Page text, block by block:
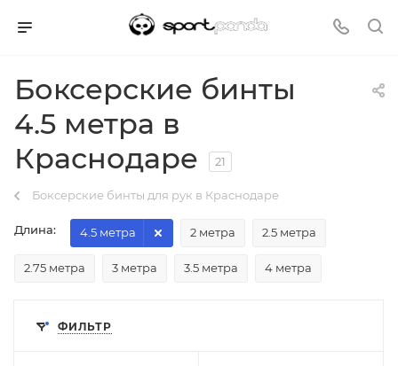
Боксерские бинты
4.5 метра в
Краснодаре
21
Боксерские бинты для рук в Краснодаре
Длина: 2 метра 2.5 метра
2.75 метра 3 метра 3.5 метра 4 метра
4.5 метра
ФИЛЬТР